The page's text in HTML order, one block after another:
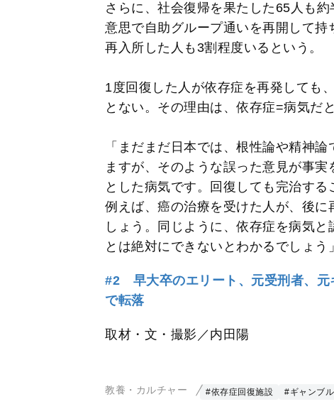
さらに、社会復帰を果たした65人も
意思で自助グループ通いを再開して
再入所した人も3割程度いるという。
1度回復した人が依存症を再発しても
とない。その理由は、依存症=病気だ
「まだまだ日本では、根性論や精神
ますが、そのような誤った意見が事
とした病気です。回復しても完治する
例えば、癌の治療を受けた人が、後
しょう。同じように、依存症を病気
とは絶対にできないとわかるでしょう」
#2 早大卒のエリート、元受刑者、元
で転落
取材・文・撮影／内田陽
教養・カルチャー #依存症回復施設 #ギャンブ